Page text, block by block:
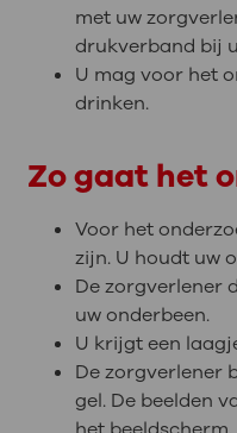
met uw
drukverband bij
U mag voor het
drinken.
Zo gaat het
Voor het
zijn. U houdt uw
De zorgverlener
uw onderbeen.
U krijgt een
De zorgverlener
gel. De beelden